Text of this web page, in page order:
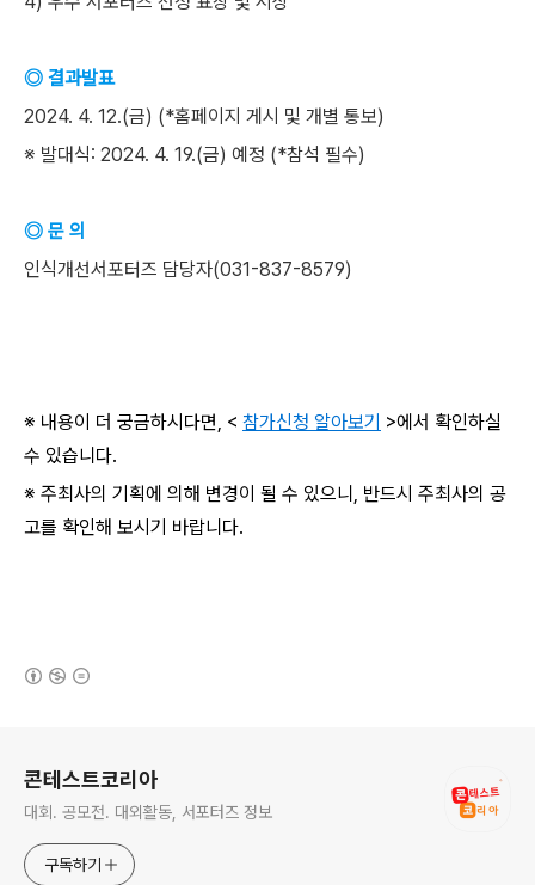
◎ 결과발표
2024. 4. 12.(금) (*홈페이지 게시 및 개별 통보)
※ 발대식: 2024. 4. 19.(금) 예정 (*참석 필수)
◎ 문 의
인식개선서포터즈 담당자(031-837-8579)
※ 내용이 더 궁금하시다면, < 참가신청 알아보기 >에서 확인하실
수 있습니다.
※ 주최사의 기획에 의해 변경이 될 수 있으니, 반드시 주최사의 공
고를 확인해 보시기 바랍니다.
콘테스트코리아
대회. 공모전. 대외활동, 서포터즈 정보
구독하기